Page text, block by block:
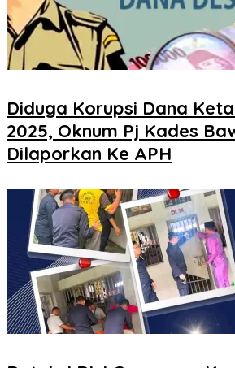
Diduga Korupsi Dana
2025, Oknum Pj Kades
Dilaporkan Ke APH